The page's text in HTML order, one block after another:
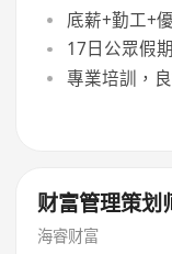
底薪+勤工+
17日公眾假
專業培訓，
财富管理策划
海睿财富